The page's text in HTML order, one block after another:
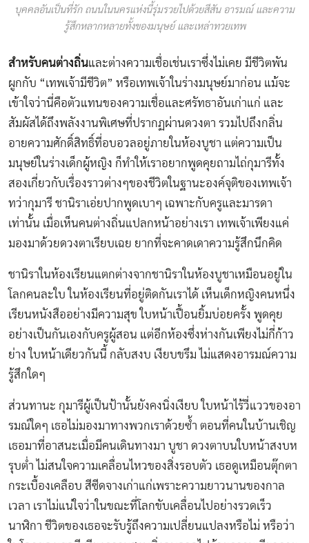
บุคคลอันเป็นที่รัก ถนนในนครแห่งนี้รุ่มรวยไปด้วยสีสัน อารมณ์ และความ
รู้สึกหลากหลายทั้งของมนุษย์ และเหล่าทวยเทพ
สำหรับคนต่างถิ่นและต่างความเชื่อเช่นเราซึ่งไม่เคย มีชีวิตพัน
ผูกกับ “เทพเจ้ามีชีวิต” หรือเทพเจ้าในร่างมนุษย์มาก่อน แม้จะ
เข้าใจว่านี่คือตัวแทนของความเชื่อและศรัทธาอันเก่าแก่ และ
สัมผัสได้ถึงพลังงานพิเศษที่ปรากฏผ่านดวงตา รวมไปถึงกลิ่น
อายความศักดิ์สิทธิ์ที่อบอวลอยู่ภายในห้องบูชา แต่ความเป็น
มนุษย์ในร่างเด็กผู้หญิง ก็ทำให้เราอยากพูดคุยถามไถ่กุมารีทั้ง
สองเกี่ยวกับเรื่องราวต่างๆของชีวิตในฐานะองค์จุติของเทพเจ้า
ทว่ากุมารี ชานิราเอ่ยปากพูดเบาๆ เฉพาะกับครูและมารดา
เท่านั้น เมื่อเห็นคนต่างถิ่นแปลกหน้าอย่างเรา เทพเจ้าเพียงแค่
มองมาด้วยดวงตาเรียบเฉย ยากที่จะคาดเดาความรู้สึกนึกคิด
ชานิราในห้องเรียนแตกต่างจากชานิราในห้องบูชาเหมือนอยู่ใน
โลกคนละใบ ในห้องเรียนที่อยู่ติดกันเราได้ เห็นเด็กหญิงคนหนึ่ง
เรียนหนังสืออย่างมีความสุข ใบหน้าเปื้อนยิ้มบ่อยครั้ง พูดคุย
อย่างเป็นกันเองกับครูผู้สอน แต่อีกห้องซึ่งห่างกันเพียงไม่กี่ก้าว
ย่าง ใบหน้าเดียวกันนี้ กลับสงบ เงียบขรึม ไม่แสดงอารมณ์ความ
รู้สึกใดๆ
ส่วนทานะ กุมารีผู้เป็นป้านั้นยังคงนิ่งเงียบ ใบหน้าไร้วี่แววของอา
รมณ์ใดๆ เธอไม่มองมาทางพวกเราด้วยซ้ำ ตอนที่คนในบ้านเชิญ
เธอมาที่อาสนะเมื่อมีคนเดินทางมา บูชา ดวงตาบนใบหน้าสงบห
รุบต่ำ ไม่สนใจความเคลื่อนไหวของสิ่งรอบตัว เธอดูเหมือนตุ๊กตา
กระเบื้องเคลือบ สีซีดจางเก่าแก่เพราะความยาวนานของกาล
เวลา เราไม่แน่ใจว่าในขณะที่โลกขับเคลื่อนไปอย่างรวดเร็ว
นาฬิกา ชีวิตของเธอจะรับรู้ถึงความเปลี่ยนแปลงหรือไม่ หรือว่า